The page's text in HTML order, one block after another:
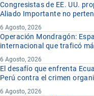
Congresistas de EE. UU.
Aliado Importante no
6 Agosto, 2026
Operación Mondragón:
internacional que traficó
6 Agosto, 2026
El desafío que enfrenta
Perú contra el crimen
6 Agosto, 2026